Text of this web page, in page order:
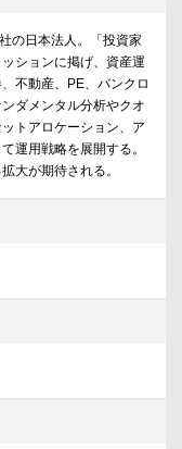
の日本法人。「投資家
ションに掲げ、資産運
不動産、PE、バンクロ
ダメンタル分析やクオ
トアロケーション、ア
運用戦略を展開する。
大が期待される。